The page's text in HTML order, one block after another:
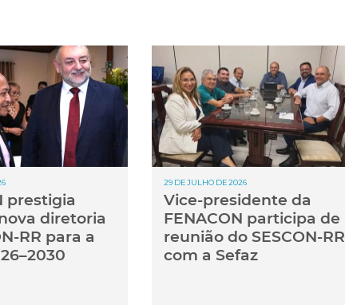
prestigia
diretoria
RR para a
29 DE JULHO DE 2026
Vice-presidente da
FENACON participa de
reunião do SESCON-RR
com a Sefaz